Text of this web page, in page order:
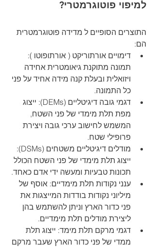
למיפוי פוטוגרמטרי?
התוצרים הסופיים ל מדידה פוטוגרמטרית
הם:
דימויים אורתוריקט ( אורתופוטו ):
תמונה מתוקנת גיאומטרית אחידה
ויזואלית ובעלת קנה מידה אחיד על פני
כל התמונה.
דגמי גובה דיגיטליים (DEMs): ייצוג
מפת תלת מימדי של פני השטח,
המשמש לחישוב ערכי גובה ויצירת
פרופילי שטח.
מודלים דיגיטליים משטחים (DSMs):
ייצוג תלת מימדי של פני השטח הכולל
תכונות טבעיות ומעשה ידי אדם כאחד.
ענני נקודות תלת מימדיים: אוסף של
מיליוני נקודות בודדות המייצגות את
פני כדור הארץ וניתן להשתמש בהן
ליצירת מודלים תלת מימדיים.
דגמי מרקם תלת מימד: ייצוג תלת
ממדי של פני כדור הארץ שעבר מרקם